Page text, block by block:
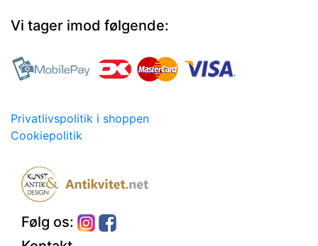
Vi tager imod følgende:
Privatlivspolitik i shoppen
Cookiepolitik
Følg os: